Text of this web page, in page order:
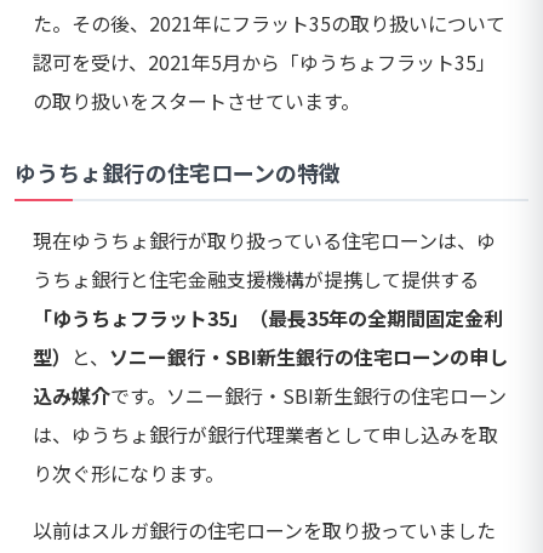
た。その後、2021年にフラット35の取り扱いについて
認可を受け、2021年5月から「ゆうちょフラット35」
の取り扱いをスタートさせています。
ゆうちょ銀行の住宅ローンの特徴
現在ゆうちょ銀行が取り扱っている住宅ローンは、ゆ
うちょ銀行と住宅金融支援機構が提携して提供する
「ゆうちょフラット35」（最長35年の全期間固定金利
型） と、 ソニー銀行・SBI新生銀行の住宅ローンの申し
込み媒介です。ソニー銀行・SBI新生銀行の住宅ローン
は、ゆうちょ銀行が銀行代理業者として申し込みを取
り次ぐ形になります。
以前はスルガ銀行の住宅ローンを取り扱っていました